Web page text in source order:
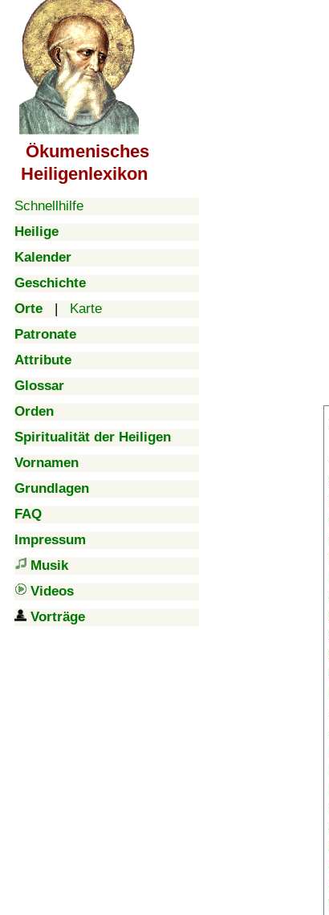
Ökumenisches
Heiligenlexikon
Schnellhilfe
Heilige
Kalender
Geschichte
Orte | Karte
Patronate
Attribute
Glossar
Orden
Spiritualität der Heiligen
Vornamen
Grundlagen
FAQ
Impressum
Musik
Videos
Vorträge